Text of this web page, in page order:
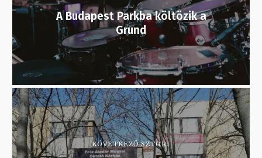
A Budapest Parkba költözik a
Grund
KÖVETKEZŐ SZTORI